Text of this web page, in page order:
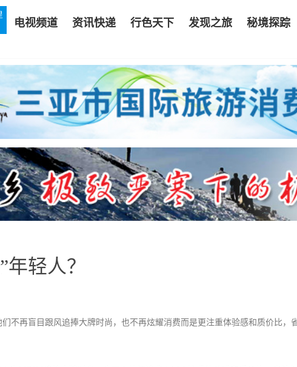
电视频道 资讯快递 行色天下 发现之旅 秘境探踪
轻人？
不再盲目跟风追捧大牌时尚，也不再炫耀消费而是更注重体验感和质价比，